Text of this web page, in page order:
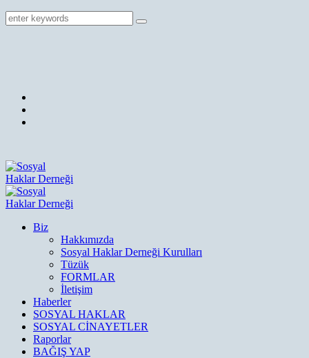
Biz
Hakkımızda
Sosyal Haklar Derneği Kurulları
Tüzük
FORMLAR
İletişim
Haberler
SOSYAL HAKLAR
SOSYAL CİNAYETLER
Raporlar
BAĞIŞ YAP